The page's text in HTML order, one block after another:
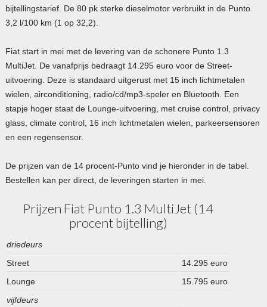
bijtellingstarief. De 80 pk sterke dieselmotor verbruikt in de Punto
3,2 l/100 km (1 op 32,2).
Fiat start in mei met de levering van de schonere Punto 1.3
MultiJet. De vanafprijs bedraagt 14.295 euro voor de Street-
uitvoering. Deze is standaard uitgerust met 15 inch lichtmetalen
wielen, airconditioning, radio/cd/mp3-speler en Bluetooth. Een
stapje hoger staat de Lounge-uitvoering, met cruise control, privacy
glass, climate control, 16 inch lichtmetalen wielen, parkeersensoren
en een regensensor.
De prijzen van de 14 procent-Punto vind je hieronder in de tabel.
Bestellen kan per direct, de leveringen starten in mei.
Prijzen Fiat Punto 1.3 MultiJet (14
procent bijtelling)
driedeurs
Street
14.295 euro
Lounge
15.795 euro
vijfdeurs